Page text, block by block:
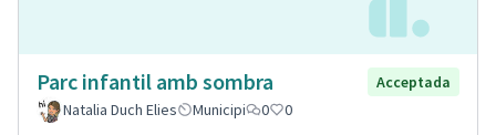
Parc infantil amb sombra
Acceptada
Natalia Duch Elies
Municipi 0 0